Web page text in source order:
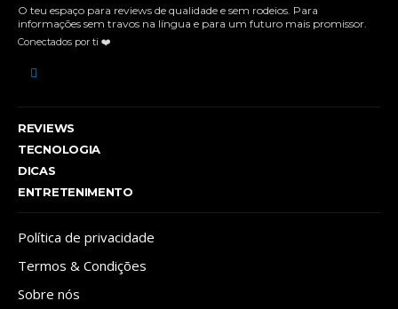
O teu espaço para reviews de qualidade e sem rodeios. Para
informações sem travos na língua e para um futuro mais promissor.
Conectados por ti ❤️
REVIEWS
TECNOLOGIA
DICAS
ENTRETENIMENTO
Política de privacidade
Termos & Condições
Sobre nós